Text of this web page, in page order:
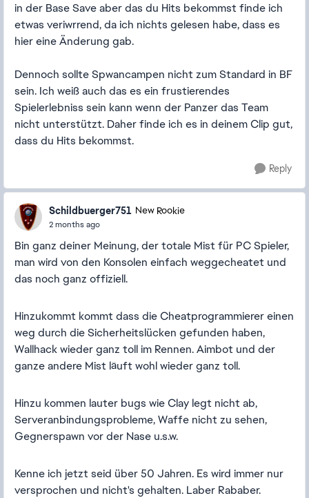
in der Base Save aber das du Hits bekommst finde ich
etwas veriwrrend, da ich nichts gelesen habe, dass es
hier eine Änderung gab.
Dennoch sollte Spwancampen nicht zum Standard in BF
sein. Ich weiß auch das es ein frustierendes
Spielerlebniss sein kann wenn der Panzer das Team
nicht unterstützt. Daher finde ich es in deinem Clip gut,
dass du Hits bekommst.
Reply
Schildbuerger751 New Rookie
2 months ago
Bin ganz deiner Meinung, der totale Mist für PC Spieler,
man wird von den Konsolen einfach weggecheatet und
das noch ganz offiziell.
Hinzukommt kommt dass die Cheatprogrammierer einen
weg durch die Sicherheitslücken gefunden haben,
Wallhack wieder ganz toll im Rennen. Aimbot und der
ganze andere Mist läuft wohl wieder ganz toll.
Hinzu kommen lauter bugs wie Clay legt nicht ab,
Serveranbindungsprobleme, Waffe nicht zu sehen,
Gegnerspawn vor der Nase u.s.w.
Kenne ich jetzt seid über 50 Jahren. Es wird immer nur
versprochen und nicht's gehalten. Laber Rababer.